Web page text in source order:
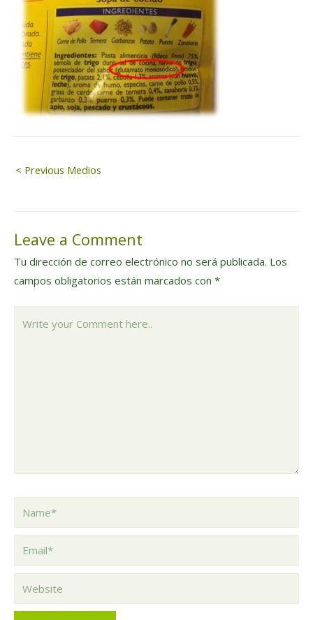
Navegación
de
entradas
< Previous Medios
Leave a Comment
Tu dirección de correo electrónico no será publicada. Los
campos obligatorios están marcados con *